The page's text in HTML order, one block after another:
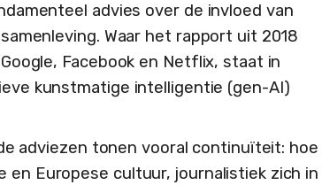
advies over de invloed van
Waar het rapport uit 2018
Facebook en Netflix, staat in
kunstmatige intelligentie (gen-AI)
adviezen tonen vooral continuïteit: hoe
en Europese cultuur, journalistiek zich in